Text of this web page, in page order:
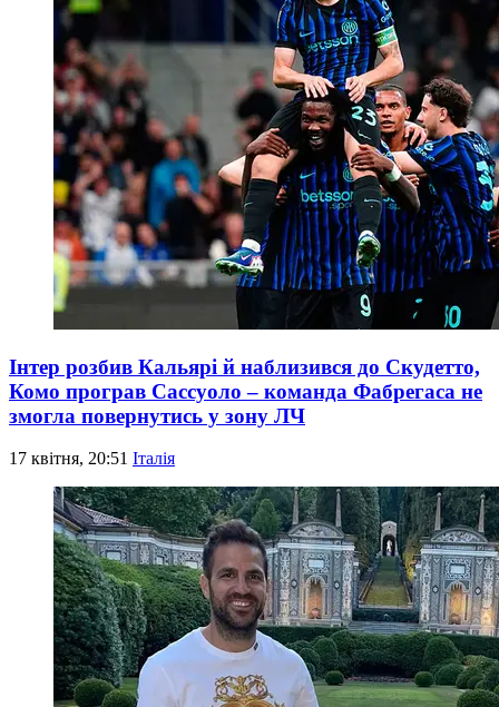
Інтер розбив Кальярі й наблизився до Скудетто,
Комо програв Сассуоло – команда Фабрегаса не
змогла повернутись у зону ЛЧ
17 квітня, 20:51 Італія